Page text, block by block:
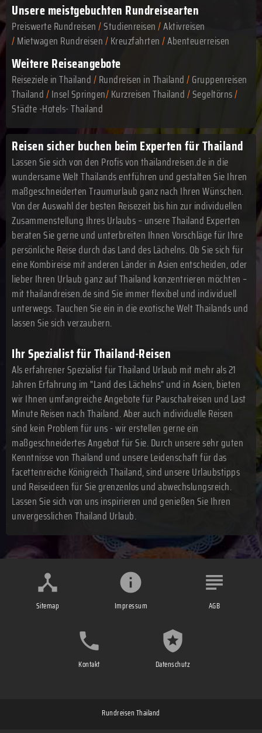
Unsere meistgebuchten Rundreisearten
Preiswerte Rundreisen/Studienreisen/Aktivreisen
/Mietwagen Rundreisen/Kreuzfahrten/Abenteuerreisen
Weitere Reiseangebote
Reiseziele in Thailand/Rundreisen in Thailand/Gruppenreisen
Thailand/Insel Springen/Kurzreisen Thailand/Segeltörns/
Städte -Hotels- Thailand
Reisen sicher buchen beim Experten für Thailand
Lassen Sie sich von den Profis von thailandreisen.de in die
wundersame Welt Thailands entführen und gestalten Sie Ihren
maßgeschneiderten Traumurlaub ganz nach Ihren Wünschen.
Von der Auswahl der besten Reisezeit bis hin zur individuellen
Zusammenstellung Ihres Urlaubs – unsere Thailand Experten
beraten Sie gerne und unterbreiten Ihnen Vorschläge für Ihre
persönliche Reise durch das Land des Lächelns. Ob Sie sich für
eine Kombireise mit anderen Länder in Asien entscheiden, oder
lieber Ihren Urlaub ganz auf Thailand konzentrieren möchten –
mit thailandreisen.de sind Sie immer flexibel und individuell
unterwegs. Tauchen Sie ein in die exotische Welt Thailands und
lassen Sie sich verzaubern.
Ihr Spezialist für Thailand-Reisen
Als erfahrener Spezialist für Thailand Urlaub mit mehr als 21
Jahren Erfahrung im "Land des Lächelns" und in Asien, bieten
wir Ihnen umfangreiche Angebote für Pauschalreisen und Last
Minute Reisen nach Thailand. Aber auch individuelle Reisen
sind kein Problem für uns - wir erstellen gerne ein
maßgeschneidertes Angebot für Sie. Durch unsere sehr guten
Kenntnisse von Thailand und unsere Leidenschaft für das
facettenreiche Königreich Thailand, sind unsere Urlaubstipps
und Reiseideen für Sie grenzenlos und abwechslungsreich.
Lassen Sie sich von uns inspirieren und genießen Sie Ihren
unvergesslichen Thailand Urlaub.
Sitemap Impressum AGB
Kontakt Datenschutz
Rundreisen Thailand